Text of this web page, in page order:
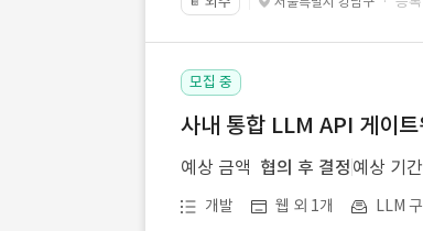
모집 중
사내 통합 LLM API 게이
예상 금액 협의 후 결정 예상 기간
개발 웹 외 1개 LLM